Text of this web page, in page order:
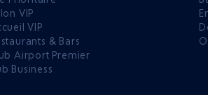
VIP
VIP
& Bars
Airport Premier
Business